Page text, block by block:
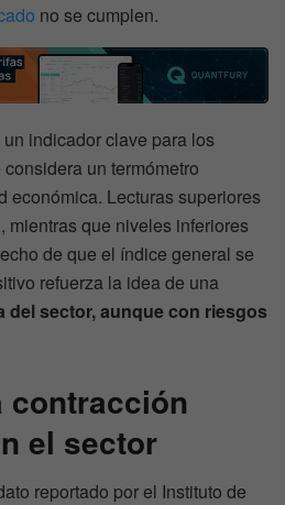
no se cumplen.
indicador clave para los
un termómetro
económica. Lecturas superiores
mientras que niveles inferiores
de que el índice general se
refuerza la idea de una
del sector, aunque con riesgos
contracción
el sector
reportado por el Instituto de